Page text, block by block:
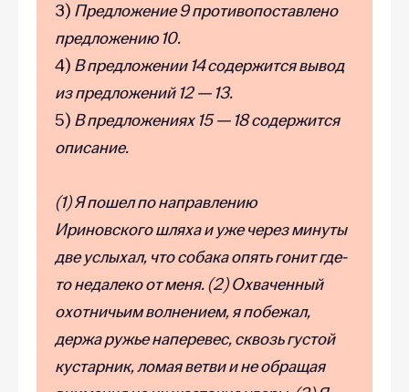
3) Предложение 9 противопоставлено
предложению 10.
4) В предложении 14 содержится вывод
из предложений 12 — 13.
5) В предложениях 15 — 18 содержится
описание.
(1) Я пошел по направлению
Ириновского шляха и уже через минуты
две услыхал, что собака опять гонит где-
то недалеко от меня. (2) Охваченный
охотничьим волнением, я побежал,
держа ружье наперевес, сквозь густой
кустарник, ломая ветви и не обращая